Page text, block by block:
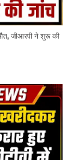
जीआरपी ने शुरू की